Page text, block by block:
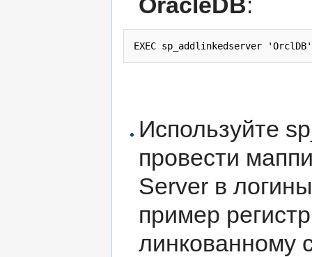
EXEC sp_addlinkedserver
Используйте
провести
Server в
пример
линкованному